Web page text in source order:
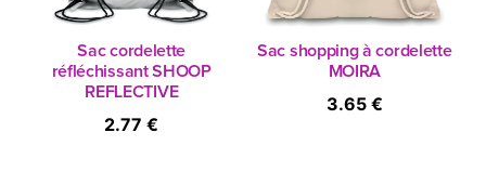
Sac cordelette
réfléchissant SHOOP
REFLECTIVE
2.77 €
Sac shopping à cordelette
MOIRA
3.65 €